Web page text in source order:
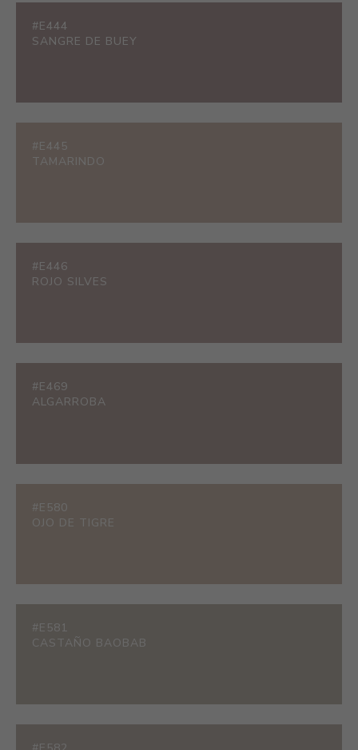
#E444
SANGRE DE BUEY
#E445
TAMARINDO
#E446
ROJO SILVES
#E469
ALGARROBA
#E580
OJO DE TIGRE
#E581
CASTAÑO BAOBAB